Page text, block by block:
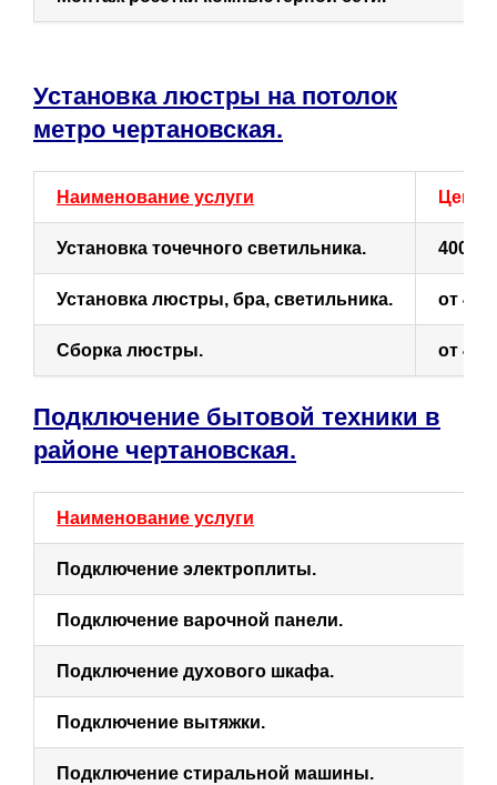
Установка люстры на потолок
метро чертановская.
Наименование услуги Цена
Установка точечного светильника. 400
Установка люстры, бра, светильника. от 400
Сборка люстры. от 400
Подключение бытовой техники в
районе чертановская.
Наименование услуги
Подключение электроплиты.
Подключение варочной панели.
Подключение духового шкафа.
Подключение вытяжки.
Подключение стиральной машины.